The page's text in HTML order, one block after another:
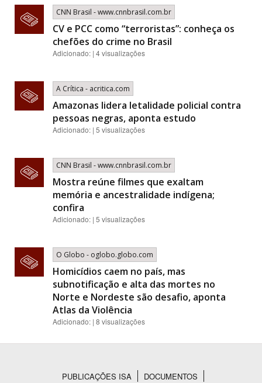
CNN Brasil - www.cnnbrasil.com.br
CV e PCC como “terroristas”: conheça os
chefões do crime no Brasil
Adicionado: | 4 visualizações
A Crítica - acritica.com
Amazonas lidera letalidade policial contra
pessoas negras, aponta estudo
Adicionado: | 5 visualizações
CNN Brasil - www.cnnbrasil.com.br
Mostra reúne filmes que exaltam
memória e ancestralidade indígena;
confira
Adicionado: | 5 visualizações
O Globo - oglobo.globo.com
Homicídios caem no país, mas
subnotificação e alta das mortes no
Norte e Nordeste são desafio, aponta
Atlas da Violência
Adicionado: | 8 visualizações
PUBLICAÇÕES ISA DOCUMENTOS